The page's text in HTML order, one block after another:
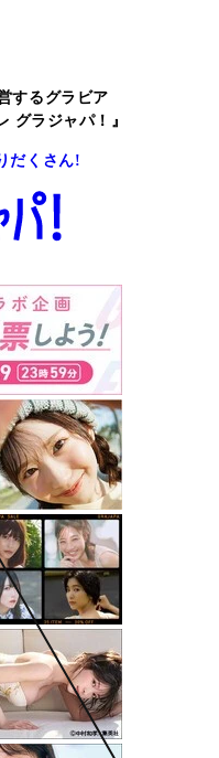
するグラビア
グラジャパ！』
だくさん!